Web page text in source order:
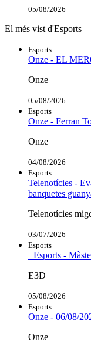
05/08/2026
El més vist d'Esports
Esports
Onze - EL
Onze
05/08/2026
Esports
Onze - Ferran
Onze
04/08/2026
Esports
Telenotícies -
banquetes
Telenotícies
03/07/2026
Esports
+Esports -
E3D
05/08/2026
Esports
Onze - 06/08/
Onze